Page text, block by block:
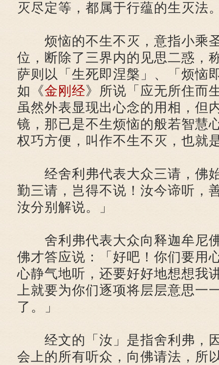
灭尽定等，都属于行蕴的生灭法
烦恼的不生不灭，意指小乘
位，断除了三界内的见思二惑，
萨则以「生死即涅槃」、「烦恼
如《金刚经》所说「应无所住而
虽然外表显现出心念的用相，但
镜，那已是不生烦恼的般若智慧
权巧方便，叫作不生不灭，也就
经舍利弗代表大众三请，佛
勤三请，岂得不说！汝今谛听，
汝分别解说。」
舍利弗代表大众向释迦牟尼
佛才答应说：「好吧！你们要用
心静气地听，还要好好地想想我
上就要为你们逐项将层层意思一
了。」
经文的「汝」是指舍利弗，
会上的所有听众，向佛请法，所